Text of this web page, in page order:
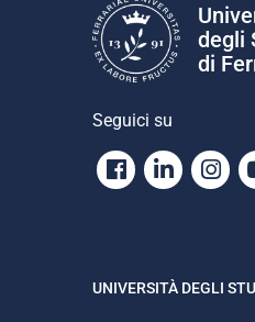
degli
di
Seguici su
Facebook
UNIVERSITÀ DEGLI